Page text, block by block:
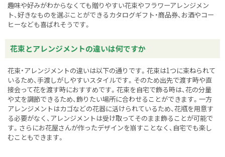
趣味や好みがわからなくても贈りやすい花束やフラワーアレンジメン
ト、好きなものを選ぶことができるカタログギフト・商品券、お酒やコー
ヒーなども喜ばれそうです。
花束とアレンジメントの違いは何ですか
花束・アレンジメントの違いは以下の通りです。花束は1つに束ねられて
いるため、手渡しがしやすいスタイルです。そのため出先で渡す時や直
接会って花を渡す時におすすめです。花束を自宅で飾る時は、花の分量
や丈を調節できるため、飾りたい場所に合わせることができます。一方
アレンジメントはカゴなどの花器に活けられているため、花瓶を用意す
る必要がなく、アレンジメントは受け取ってそのまま飾ることが可能で
す。さらにお花屋さんが作ったデザインを崩すことなく、自宅でも楽し
むこともできます。